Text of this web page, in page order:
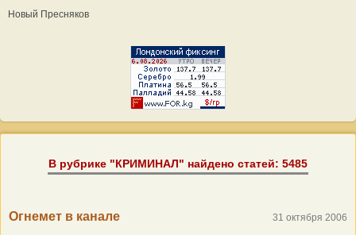
Новый Пресняков
В рубрике "КРИМИНАЛ" найдено статей: 5485
Огнемет в канале 31 октября 2006